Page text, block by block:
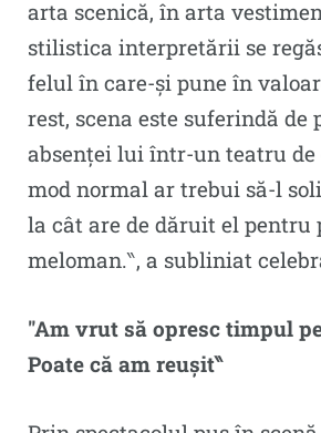
arta scenică, în arta
stilistica interpretării se
felul în care-și pune în
rest, scena este suferindă de
absenței lui într-un teatru de
mod normal ar trebui să-l
la cât are de dăruit el pentru
meloman.‶, a subliniat
″Am vrut să opresc timpul
Poate că am reușit‶